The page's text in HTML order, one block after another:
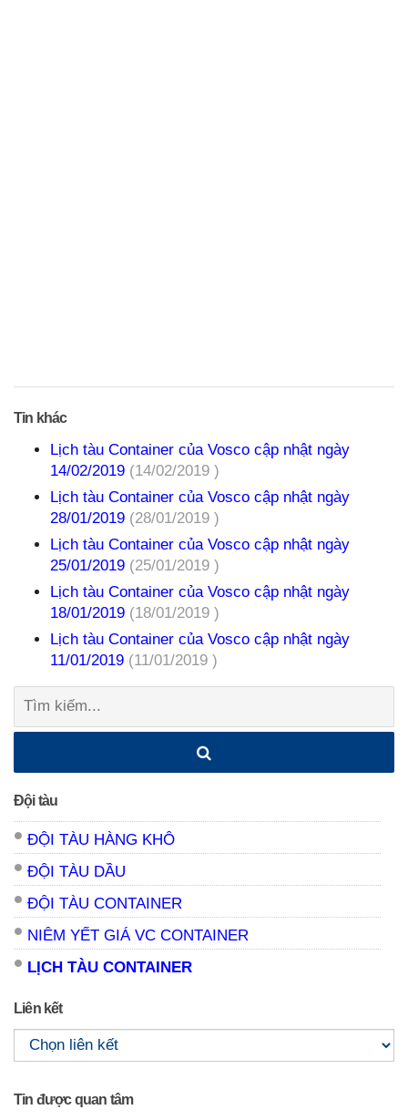
Tin khác
Lịch tàu Container của Vosco cập nhật ngày
14/02/2019 (14/02/2019 )
Lịch tàu Container của Vosco cập nhật ngày
28/01/2019 (28/01/2019 )
Lịch tàu Container của Vosco cập nhật ngày
25/01/2019 (25/01/2019 )
Lịch tàu Container của Vosco cập nhật ngày
18/01/2019 (18/01/2019 )
Lịch tàu Container của Vosco cập nhật ngày
11/01/2019 (11/01/2019 )
Tìm
Đội tàu
ĐỘI TÀU HÀNG KHÔ
ĐỘI TÀU DẦU
ĐỘI TÀU CONTAINER
NIÊM YẾT GIÁ VC CONTAINER
LỊCH TÀU CONTAINER
Liên kết
Tin được quan tâm